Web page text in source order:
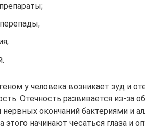
у человека возникает зуд и
Отечность развивается из-за
окончаний бактериями и
этого начинают чесаться глаза и